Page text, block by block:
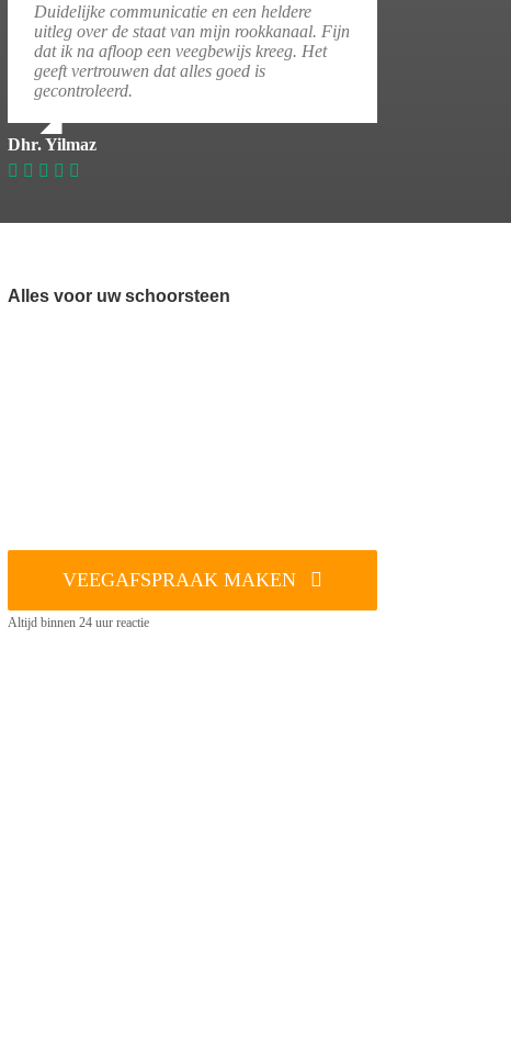
Duidelijke communicatie en een heldere
uitleg over de staat van mijn rookkanaal. Fijn
dat ik na afloop een veegbewijs kreeg. Het
geeft vertrouwen dat alles goed is
gecontroleerd.
Dhr. Yilmaz
Alles voor uw schoorsteen
VEEGAFSPRAAK MAKEN
Altijd binnen 24 uur reactie